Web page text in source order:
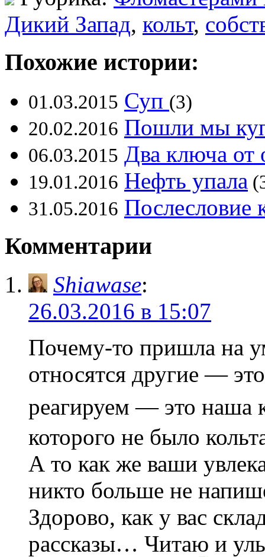
Дикий Запад, кольт,
Похожие истории:
01.03.2015 Суп (3)
20.02.2016 Пошли мы
06.03.2015 Два ключа от
19.01.2016 Нефть упала
31.05.2016 Послесловие
Комментарии
Shiawase:
26.03.2016 в 15:07
Почему-то пришла на
относятся другие —
реагируем — это наша
которого не было
А то как же ваши
никто больше не
Здорово, как у вас
рассказы… Читаю и